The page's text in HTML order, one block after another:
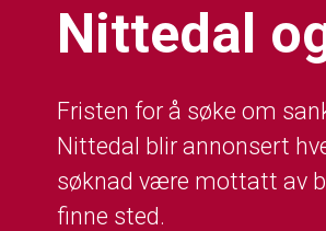
Nittedal
Fristen for å søke om
Nittedal blir annonsert
søknad være mottatt av
finne sted.